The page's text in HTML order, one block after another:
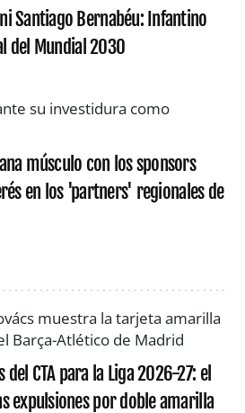
Santiago Bernabéu: Infantino
del Mundial 2030
músculo con los sponsors
en los 'partners' regionales de
CTA para la Liga 2026-27: el
expulsiones por doble amarilla